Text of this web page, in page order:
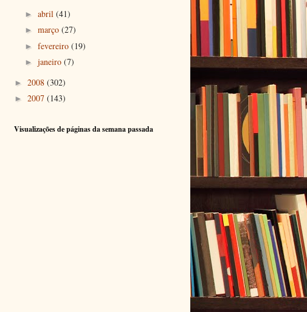
► abril (41)
► março (27)
► fevereiro (19)
► janeiro (7)
► 2008 (302)
► 2007 (143)
Visualizações de páginas da semana passada